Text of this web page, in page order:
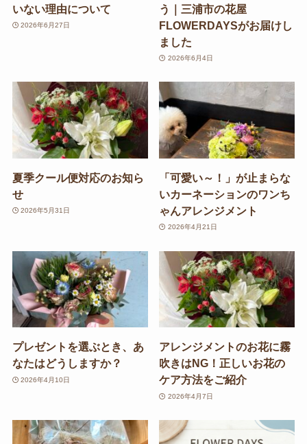
いない理由について
2026年6月27日
う｜三浦市の花屋
FLOWERDAYSがお届けし
ました
2026年6月4日
夏季クール便対応のお知ら
せ
2026年5月31日
「可愛い～！」が止まらな
いカーネーションのワンち
ゃんアレンジメント
2026年4月21日
プレゼントを選ぶとき、あ
なたはどうしますか？
2026年4月10日
アレンジメントのお花に霧
吹きはNG！正しいお花の
ケア方法をご紹介
2026年4月7日